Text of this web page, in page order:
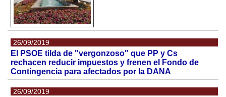
26/09/2019
El PSOE tilda de "vergonzoso" que PP y Cs
rechacen reducir impuestos y frenen el Fondo de
Contingencia para afectados por la DANA
26/09/2019